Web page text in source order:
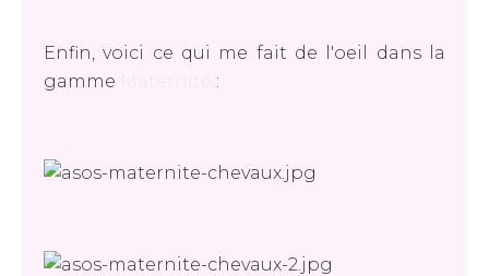
Enfin, voici ce qui me fait de l'oeil dans la
gamme
: